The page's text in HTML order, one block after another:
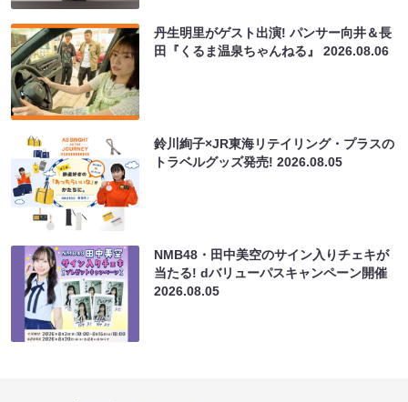
丹生明里がゲスト出演! パンサー向井＆長
田『くるま温泉ちゃんねる』2026.08.06
鈴川絢子×JR東海リテイリング・プラスの
トラベルグッズ発売!2026.08.05
NMB48・田中美空のサイン入りチェキが
当たる! dバリューパスキャンペーン開催
2026.08.05